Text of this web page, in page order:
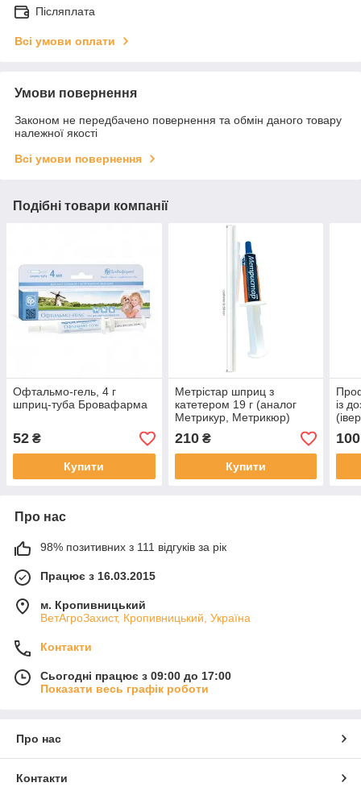
Післяплата
Всі умови оплати
Умови повернення
Законом не передбачено повернення та обмін даного товару
належної якості
Всі умови повернення
Подібні товари компанії
Офтальмо-гель, 4 г
шприц-туба Бровафарма
52 ₴
Купити
Метрістар шприц з
катетером 19 г (аналог
Метрикур, Метрикюр)
210₴
Купити
із
100
Про нас
98% позитивних з 111 відгуків за рік
Працює з 16.03.2015
м. Кропивницький
ВетАгроЗахист, Кропивницький, Україна
Контакти
Сьогодні працює з 09:00 до 17:00
Показати весь графік роботи
Про нас
Контакти